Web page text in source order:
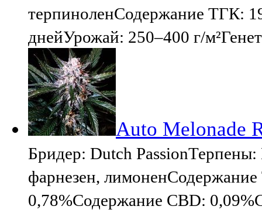
терпиноленСодержание ТГК:
днейУрожай: 250–400 г/
Auto Melonade
Бридер: Dutch
фарнезен,
0,78%Содержание CBD: